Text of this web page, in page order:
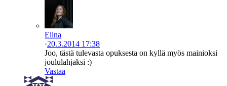
Elina
·20.3.2014 17:38
Joo, tästä tulevasta opuksesta on kyllä myös mainioksi
joululahjaksi :)
Vastaa